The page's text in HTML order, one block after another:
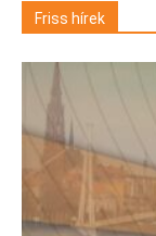
Friss hírek